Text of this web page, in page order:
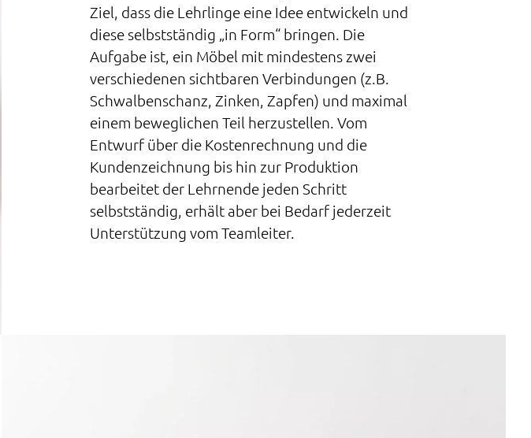
Ziel, dass die Lehrlinge eine Idee entwickeln und
diese selbstständig „in Form“ bringen. Die
Aufgabe ist, ein Möbel mit mindestens zwei
verschiedenen sichtbaren Verbindungen (z.B.
Schwalbenschanz, Zinken, Zapfen) und maximal
einem beweglichen Teil herzustellen. Vom
Entwurf über die Kostenrechnung und die
Kundenzeichnung bis hin zur Produktion
bearbeitet der Lehrnende jeden Schritt
selbstständig, erhält aber bei Bedarf jederzeit
Unterstützung vom Teamleiter.